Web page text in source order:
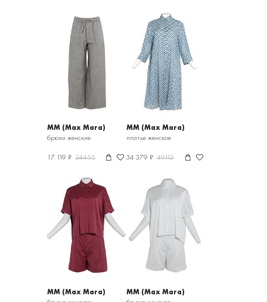
MM (Max Mara)
брюки женские
17 119 ₽ 24455
MM (Max Mara)
платье женское
34 379 ₽ 49113
MM (Max Mara)
MM (Max Mara)